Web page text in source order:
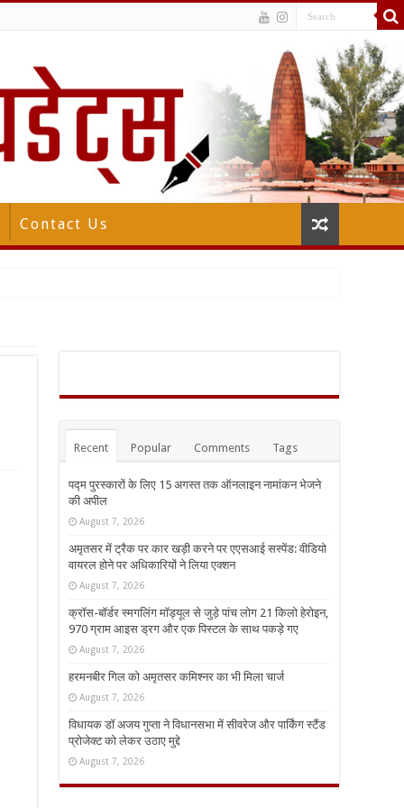
Contact Us
Recent Popular Comments Tags
पद्म पुरस्कारों के लिए 15 अगस्त तक ऑनलाइन नामांकन भेजने
की अपील
August 7, 2026
अमृतसर में ट्रैक पर कार खड़ी करने पर एएसआई सस्पेंड: वीडियो
वायरल होने पर अधिकारियों ने लिया एक्शन
August 7, 2026
क्रॉस-बॉर्डर स्मगलिंग मॉड्यूल से जुड़े पांच लोग 21 किलो हेरोइन,
970 ग्राम आइस ड्रग और एक पिस्टल के साथ पकड़े गए
August 7, 2026
हरमनबीर गिल को अमृतसर कमिश्नर का भी मिला चार्ज
August 7, 2026
विधायक डॉ अजय गुप्ता ने विधानसभा में सीवरेज और पार्किंग स्टैंड
प्रोजेक्ट को लेकर उठाए मुद्दे
August 7, 2026